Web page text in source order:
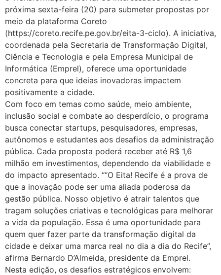
próxima sexta-feira (20) para submeter propostas por
meio da plataforma Coreto
(https://coreto.recife.pe.gov.br/eita-3-ciclo). A iniciativa,
coordenada pela Secretaria de Transformação Digital,
Ciência e Tecnologia e pela Empresa Municipal de
Informática (Emprel), oferece uma oportunidade
concreta para que ideias inovadoras impactem
positivamente a cidade.
Com foco em temas como saúde, meio ambiente,
inclusão social e combate ao desperdício, o programa
busca conectar startups, pesquisadores, empresas,
autônomos e estudantes aos desafios da administração
pública. Cada proposta poderá receber até R$ 1,6
milhão em investimentos, dependendo da viabilidade e
do impacto apresentado. ““O Eita! Recife é a prova de
que a inovação pode ser uma aliada poderosa da
gestão pública. Nosso objetivo é atrair talentos que
tragam soluções criativas e tecnológicas para melhorar
a vida da população. Essa é uma oportunidade para
quem quer fazer parte da transformação digital da
cidade e deixar uma marca real no dia a dia do Recife”,
afirma Bernardo D’Almeida, presidente da Emprel.
Nesta edição, os desafios estratégicos envolvem: